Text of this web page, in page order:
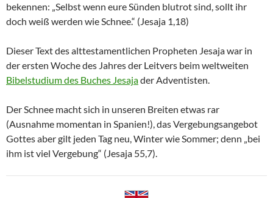
bekennen: „Selbst wenn eure Sünden blutrot sind, sollt ihr
doch weiß werden wie Schnee.“ (Jesaja 1,18)
Dieser Text des alttestamentlichen Propheten Jesaja war in
der ersten Woche des Jahres der Leitvers beim weltweiten
Bibelstudium des Buches Jesajader Adventisten.
Der Schnee macht sich in unseren Breiten etwas rar
(Ausnahme momentan in Spanien!), das Vergebungsangebot
Gottes aber gilt jeden Tag neu, Winter wie Sommer; denn „bei
ihm ist viel Vergebung“ (Jesaja 55,7).